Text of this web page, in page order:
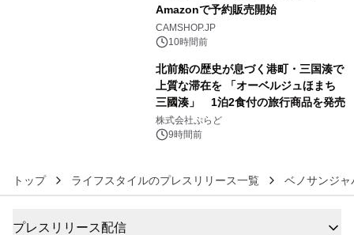
Amazonで予約販売開始
CAMSHOP.JP
10時間前
北前船の歴史が息づく港町・三国湊で
上質な滞在を 「オーベルジュほまち
三國湊」 1泊2食付の旅行商品を発売
株式会社ぷらど
9時間前
トップ ライフスタイルのプレスリリース一覧 ベノサンジ
プレスリリース配信